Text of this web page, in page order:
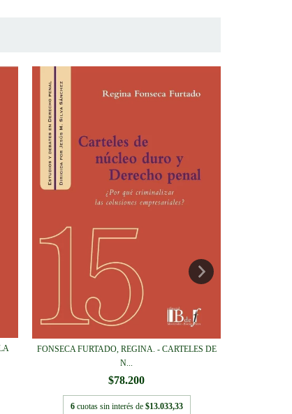
FONSECA FURTADO, REGINA. - CARTELES DE
N...
$78.200
6 cuotas sin interés de $13.033,33